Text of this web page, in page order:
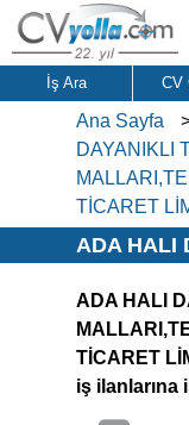
İş Ara CV
Ana Sayfa
DAYANIKLI
TİCARET
ADA HALI
TİCARET
ADA HALI
TİCARET
iş